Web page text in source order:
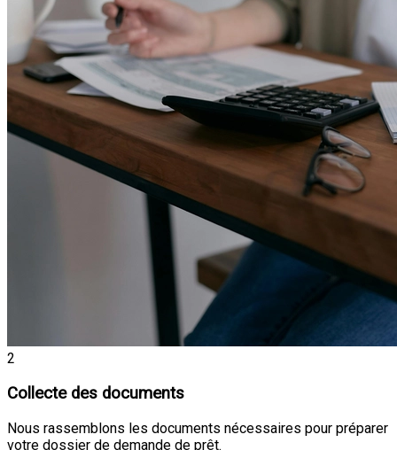
2
Collecte des documents
Nous rassemblons les documents nécessaires pour préparer
votre dossier de demande de prêt.